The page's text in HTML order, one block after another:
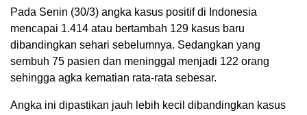
Pada Senin (30/3) angka kasus positif di Indonesia
mencapai 1.414 atau bertambah 129 kasus baru
dibandingkan sehari sebelumnya. Sedangkan yang
sembuh 75 pasien dan meninggal menjadi 122 orang
sehingga agka kematian rata-rata sebesar.
Angka ini dipastikan jauh lebih kecil dibandingkan kasus